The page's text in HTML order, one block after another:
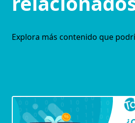
Explora más contenido que